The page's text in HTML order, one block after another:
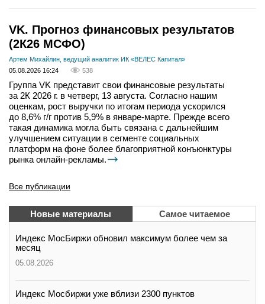
VK. Прогноз финансовых результатов
(2К26 МСФО)
Артем Михайлин, ведущий аналитик ИК «ВЕЛЕС Капитал»
05.08.2026 16:24
538
Группа VK представит свои финансовые результаты
за 2К 2026 г. в четверг, 13 августа. Согласно нашим
оценкам, рост выручки по итогам периода ускорился
до 8,6% г/г против 5,9% в январе-марте. Прежде всего
такая динамика могла быть связана с дальнейшим
улучшением ситуации в сегменте социальных
платформ на фоне более благоприятной конъюнктуры
рынка онлайн-рекламы.
Все публикации
Новые материалы Самое читаемое
Индекс МосБиржи обновил максимум более чем за
месяц
05.08.2026
Индекс Мосбиржи уже вблизи 2300 пунктов